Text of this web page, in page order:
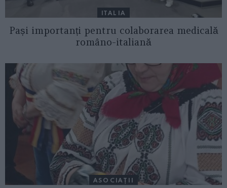
ITALIA
Pași importanți pentru colaborarea medicală
româno-italiană
ASOCIAŢII